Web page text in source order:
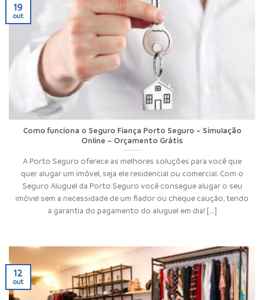
Como funciona o Seguro Fiança Porto Seguro – Simulação
Online – Orçamento Grátis
A Porto Seguro oferece as melhores soluções para você que
quer alugar um imóvel, seja ele residencial ou comercial. Com o
Seguro Aluguel da Porto Seguro você consegue alugar o seu
imóvel sem a necessidade de um fiador ou cheque caução, tendo
a garantia do pagamento do aluguel em dia! [...]
19
out
12
out